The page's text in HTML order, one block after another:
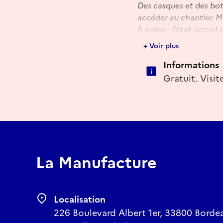
Des casques et des
accéder au chantier.
À noter : l’état actuel
réduite. Nous en
Un évènement
#JEPMBX2026
+ Voir plus
Informations
Gratuit.
La Manufacture
Localisation
226 Boulevard Albert 1er, 33800